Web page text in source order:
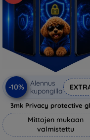
-10%
Alennus
kupongilla
3mk Privacy protective
Mittojen mukaan
valmistettu